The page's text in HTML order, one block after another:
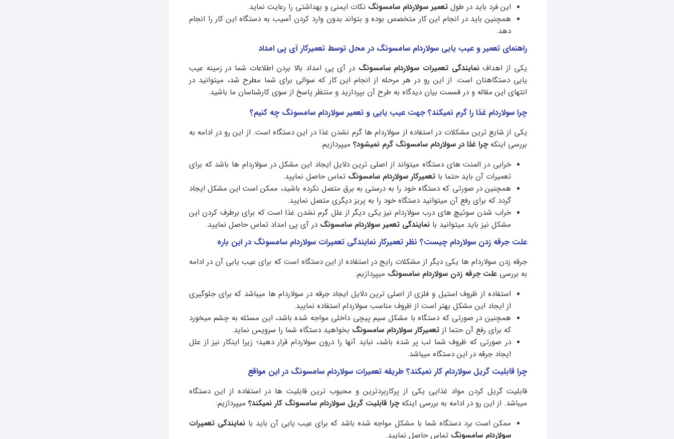
این فرد باید در طولتعمیر سولاردام سامسونگ نکات ایمنی و بهداشتی را رعایت نماید.
همچنین باید در انجام این کار متخصص بوده و بتواند بدون وارد کردن آسیب به دستگاه این کار را انجام
دهد.
راهنمای تعمیر و عیب یابی سولاردام سامسونگ در محل توسط تعمیرکار آی پی امداد
یکی از اهدافنمایندگی تعمیرات سولاردام سامسونگ در آی پی امداد بالا بردن اطلاعات شما در زمینه عیب
یابی دستگاهتان است. از این رو در هر مرحله از انجام این کار که سوالی برای شما مطرح شد، میتوانید در
انتهای این مقاله و در قسمت بیان دیدگاه به طرح آن بپردازید و منتظر پاسخ از سوی کارشناسان ما باشید.
چرا سولاردام غذا را گرم نمیکند؟ جهت عیب یابی و تعمیر سولاردام سامسونگ چه کنیم؟
یکی از شایع ترین مشکلات در استفاده از سولاردام ها گرم نشدن غذا در این دستگاه است. از این رو در ادامه به
بررسی اینکهچرا غذا در سولاردام سامسونگ گرم نمیشود؟ میپردازیم:
خرابی در المنت های دستگاه میتواند از اصلی ترین دلایل ایجاد این مشکل در سولاردام ها باشد که برای
تعمیرات آن باید حتما باتعمیرکار سولاردام سامسونگ تماس حاصل نمایید.
همچنین در صورتی که دستگاه خود را به درستی به برق متصل نکرده باشید، ممکن است این مشکل ایجاد
گردد که برای رفع آن میتوانید دستگاه خود را به پریز دیگری متصل نمایید.
خراب شدن سوئیچ های درب سولاردام نیز یکی دیگر از علل گرم نشدن غذا است که برای برطرف کردن این
مشکل نیز باید میتوانید بانمایندگی تعمیر سولاردام سامسونگ در آی پی امداد تماس حاصل نمایید.
علت جرقه زدن سولاردام چیست؟ نظر تعمیرکار نمایندگی تعمیرات سولاردام سامسونگ در این باره
جرقه زدن سولاردام ها یکی دیگر از مشکلات رایج در استفاده از این دستگاه است که برای عیب یابی آن در ادامه
به بررسیعلت جرقه زدن سولاردام سامسونگ میپردازیم:
استفاده از ظروف استیل و فلزی از اصلی ترین دلایل ایجاد جرقه در سولاردام ها میباشد که برای جلوگیری
از ایجاد این مشکل بهتر است از ظروف مناسب سولاردام استفاده نمایید.
همچنین در صورتی که دستگاه با مشکل سیم پیچی داخلی مواجه شده باشد، این مسئله به چشم میخورد
که برای رفع آن حتما ازتعمیرکار سولاردام سامسونگ بخواهید دستگاه شما را سرویس نماید.
در صورتی که ظروف شما لب پر شده باشد، نباید آنها را درون سولاردام قرار دهید؛ زیرا اینکار نیز از علل
ایجاد جرقه در این دستگاه میباشد.
چرا قابلیت گریل سولاردام کار نمیکند؟ طریقه تعمیرات سولاردام سامسونگ در این مواقع
قابلیت گریل کردن مواد غذایی یکی از پرکاربردترین و محبوب ترین قابلیت ها در استفاده از این دستگاه
میباشد. از این رو در ادامه به بررسی اینکهچرا قابلیت گریل سولاردام سامسونگ کار نمیکند؟ میپردازیم:
ممکن است برد دستگاه شما با مشکل مواجه شده باشد که برای عیب یابی آن باید بانمایندگی تعمیرات
سولاردام سامسونگ تماس حاصل نمایید.